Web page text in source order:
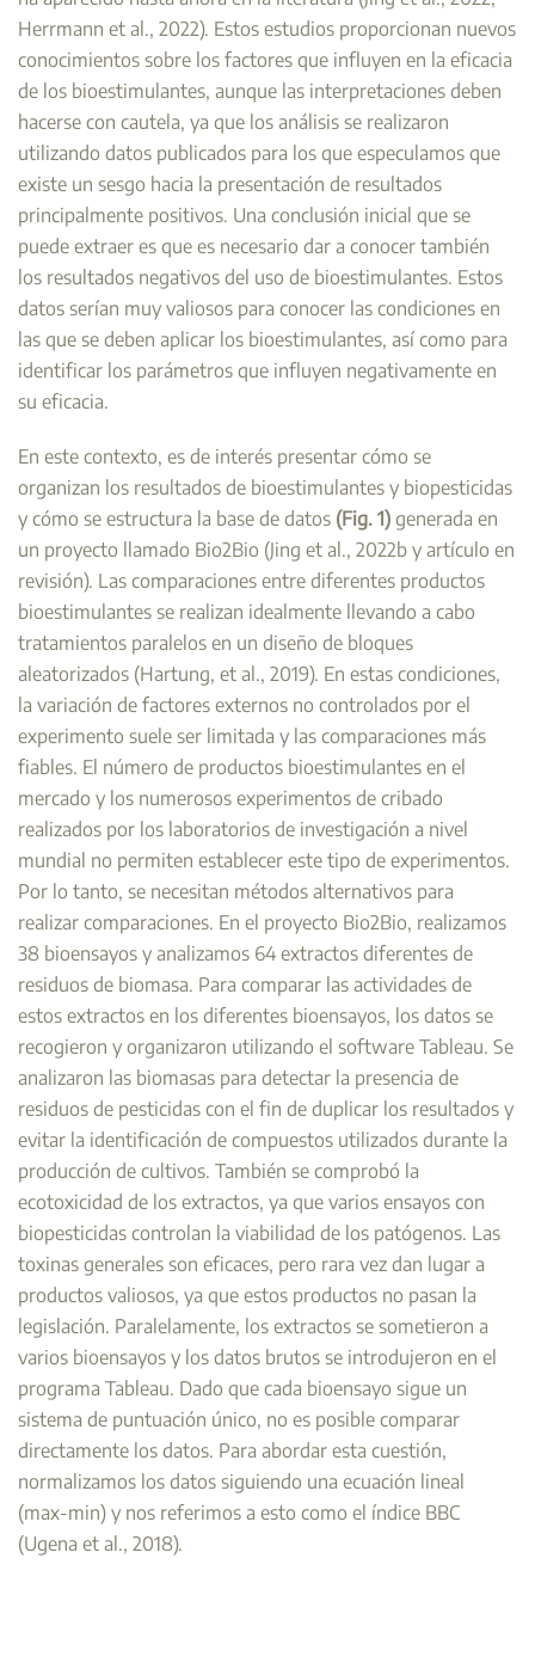
Herrmann et al., 2022). Estos estudios proporcionan nuevos
conocimientos sobre los factores que influyen en la eficacia
de los bioestimulantes, aunque las interpretaciones deben
hacerse con cautela, ya que los análisis se realizaron
utilizando datos publicados para los que especulamos que
existe un sesgo hacia la presentación de resultados
principalmente positivos. Una conclusión inicial que se
puede extraer es que es necesario dar a conocer también
los resultados negativos del uso de bioestimulantes. Estos
datos serían muy valiosos para conocer las condiciones en
las que se deben aplicar los bioestimulantes, así como para
identificar los parámetros que influyen negativamente en
su eficacia.
En este contexto, es de interés presentar cómo se
organizan los resultados de bioestimulantes y biopesticidas
y cómo se estructura la base de datos (Fig. 1) generada en
un proyecto llamado Bio2Bio (Jing et al., 2022b y artículo en
revisión). Las comparaciones entre diferentes productos
bioestimulantes se realizan idealmente llevando a cabo
tratamientos paralelos en un diseño de bloques
aleatorizados (Hartung, et al., 2019). En estas condiciones,
la variación de factores externos no controlados por el
experimento suele ser limitada y las comparaciones más
fiables. El número de productos bioestimulantes en el
mercado y los numerosos experimentos de cribado
realizados por los laboratorios de investigación a nivel
mundial no permiten establecer este tipo de experimentos.
Por lo tanto, se necesitan métodos alternativos para
realizar comparaciones. En el proyecto Bio2Bio, realizamos
38 bioensayos y analizamos 64 extractos diferentes de
residuos de biomasa. Para comparar las actividades de
estos extractos en los diferentes bioensayos, los datos se
recogieron y organizaron utilizando el software Tableau. Se
analizaron las biomasas para detectar la presencia de
residuos de pesticidas con el fin de duplicar los resultados y
evitar la identificación de compuestos utilizados durante la
producción de cultivos. También se comprobó la
ecotoxicidad de los extractos, ya que varios ensayos con
biopesticidas controlan la viabilidad de los patógenos. Las
toxinas generales son eficaces, pero rara vez dan lugar a
productos valiosos, ya que estos productos no pasan la
legislación. Paralelamente, los extractos se sometieron a
varios bioensayos y los datos brutos se introdujeron en el
programa Tableau. Dado que cada bioensayo sigue un
sistema de puntuación único, no es posible comparar
directamente los datos. Para abordar esta cuestión,
normalizamos los datos siguiendo una ecuación lineal
(max-min) y nos referimos a esto como el índice BBC
(Ugena et al., 2018).